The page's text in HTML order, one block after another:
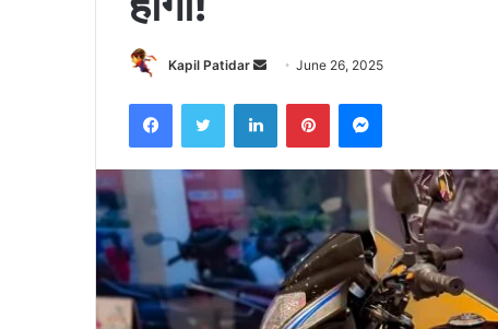
Kapil Patidar
SendJune 26, 2025
FacebookTwitter LinkedInPinterestMessenger